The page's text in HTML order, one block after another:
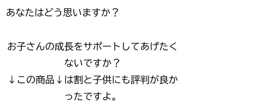
あなたはどう思いますか？
お子さんの成長をサポートしてあげたく
ないですか？
↓この商品↓は割と子供にも評判が良か
ったですよ。